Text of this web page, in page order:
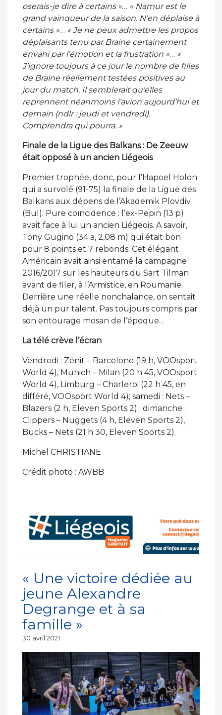
oserais-je dire à certains »… « Namur est le
grand vainqueur de la saison. N’en déplaise à
certains »… « Je ne peux admettre les propos
déplaisants tenu par Braine certainement
envahi par l’émotion et la frustration »… «
J’ignore toujours à ce jour le nombre de filles
de Braine réellement testées positives au
jour du match. Il semblerait qu’elles
reprennent néanmoins l’avion aujourd’hui et
demain (ndlr : jeudi et vendredi).
Comprendra qui pourra. »
Finale de la Ligue des Balkans : De Zeeuw
était opposé à un ancien Liégeois
Premier trophée, donc, pour l’Hapoel Holon
qui a survolé (91-75) la finale de la Ligue des
Balkans aux dépens de l’Akademik Plovdiv
(Bul). Pure coïncidence : l’ex-Pepin (13 p)
avait face à lui un ancien Liégeois. A savoir,
Tony Gugino (34 a, 2,08 m) qui était bon
pour 8 points et 7 rebonds. Cet élégant
Américain avait ainsi entamé la campagne
2016/2017 sur les hauteurs du Sart Tilman
avant de filer, à l’Armistice, en Roumanie.
Derrière une réelle nonchalance, on sentait
déjà un pur talent. Pas toujours compris par
son entourage mosan de l’époque…
La télé crève l’écran
Vendredi : Zénit – Barcelone (19 h, VOOsport
World 4), Munich – Milan (20 h 45, VOOsport
World 4), Limburg – Charleroi (22 h 45, en
différé, VOOsport World 4); samedi : Nets –
Blazers (2 h, Eleven Sports 2) ; dimanche :
Clippers – Nuggets (4 h, Eleven Sports 2),
Bucks – Nets (21 h 30, Eleven Sports 2).
Michel CHRISTIANE
Crédit photo : AWBB
« Une victoire dédiée au
jeune Alexandre
Degrange et à sa
famille »
Publié
30 avril 2021